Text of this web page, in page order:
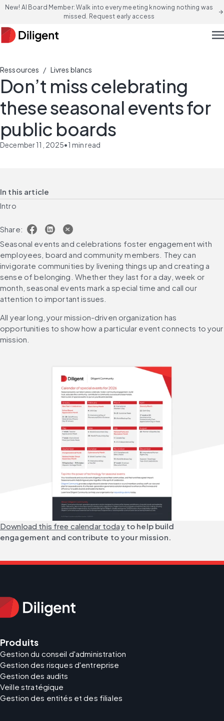
New! AI Board Member: Walk into every meeting knowing nothing was
missed. Request early access
arrow_forward
Ressources / Livres blancs
Don’t miss celebrating
these seasonal events for
public boards
December 11, 2025•1 min read
In this article
Intro
Share:
Seasonal events and celebrations foster engagement with
employees, board and community members. They can
invigorate communities by livening things up and creating a
sense of belonging. Whether they last for a day, week or
month, seasonal events mark a special time and call our
attention to important issues.
All year long, your mission-driven organization has
opportunities to show how a particular event connects to your
mission.
Download this free calendar today to help build
engagement and contribute to your mission.
Produits
Gestion du conseil d'administration
Gestion des risques d'entreprise
Gestion des audits
Veille stratégique
Gestion des entités et des filiales